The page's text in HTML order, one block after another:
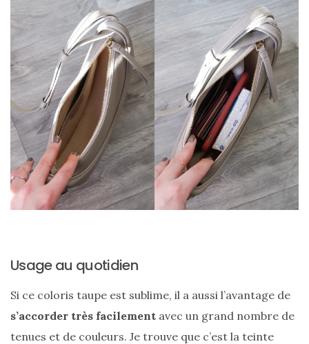
CATÉGORIES
DU BLOG
Beauté
(640)
Actualités
beauté
(10)
Conseils
Favoris
et
déceptions
Usage au quotidien
Si ce coloris taupe est sublime, il a aussi l’avantage de
s’accorder très facilement avec un grand nombre de
tenues et de couleurs. Je trouve que c’est la teinte